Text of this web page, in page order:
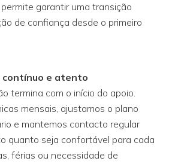
garantir uma transição
de confiança desde o primeiro
contínuo e atento
termina com o início do apoio.
mensais, ajustamos o plano
e mantemos contacto regular
quanto seja confortável para cada
férias ou necessidade de